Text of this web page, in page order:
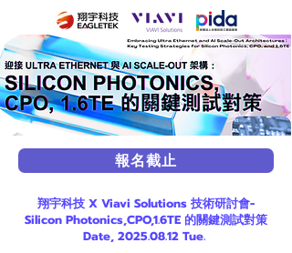
報名截止
翔宇科技 X Viavi Solutions 技術研討會-
Silicon Photonics,CPO,1.6TE 的關鍵測試對策
Date, 2025.08.12 Tue.